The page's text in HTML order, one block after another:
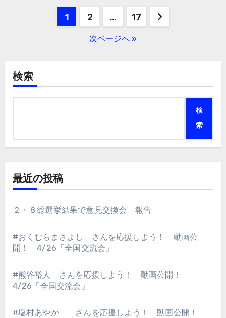
ペ
ー
送
1 2 … 17
次ページへ »
検索
検
索
最近の投稿
２・８総選挙結果で意見交換会 報告
#おくむらまさよし さんを応援しよう！ 動画公
開！ 4/26「全国交流会」
#熊谷裕人 さんを応援しよう！ 動画公開！
4/26「全国交流会」
#塩村あやか さんを応援しよう！ 動画公開！